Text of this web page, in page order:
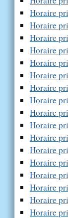
Horaire
Horaire
Horaire
Horaire
Horaire
Horaire
Horaire
Horaire
Horaire
Horaire
Horaire
Horaire
Horaire
Horaire
Horaire
Horaire
Horaire